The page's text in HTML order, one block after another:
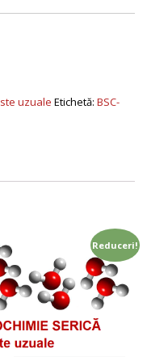
uzuale Etichetă: BSC-
Reduceri!